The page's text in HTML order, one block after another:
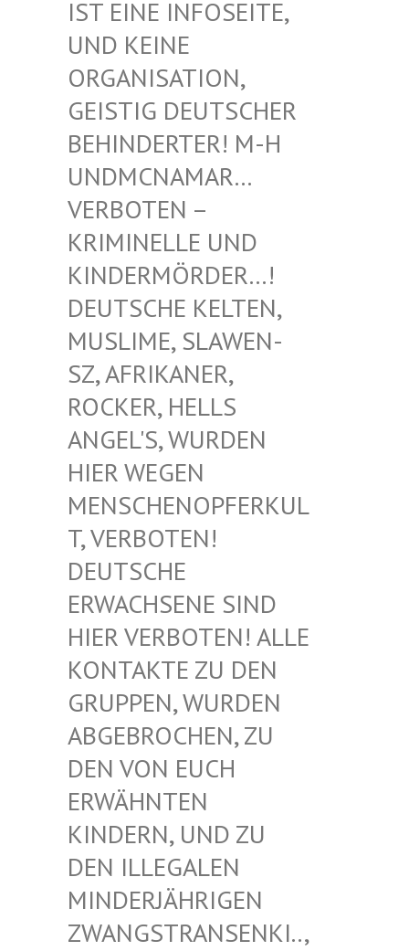
ST EINE INFOSEITE, U
ND KEINE O
RGANISATION, G
EISTIG DEUTSCHER B
EHINDERTER! M-H U
NDMCNAMAR… V
ERBOTEN – K
RIMINELLE UND K
INDERMÖRDER…! D
EUTSCHE KELTEN, M
USLIME, SLAWEN-S
Z, AFRIKANER, R
OCKER, HELLS A
NGEL'S, WURDEN H
IER WEGEN M
ENSCHENOPFERKULT
, VERBOTEN! D
EUTSCHE E
RWACHSENE SIND H
IER VERBOTEN! ALLE K
ONTAKTE ZU DEN G
RUPPEN, WURDEN A
BGEBROCHEN, ZU D
EN VON EUCH E
RWÄHNTEN K
INDERN, UND ZU D
EN ILLEGALEN M
INDERJÄHRIGEN Z
WANGSTRANSENKI.., Z